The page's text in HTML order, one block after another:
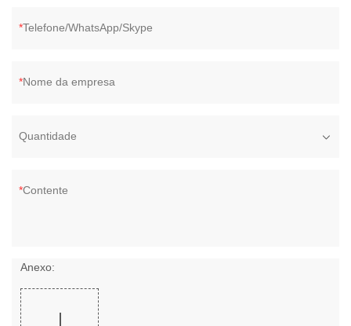
Telefone/WhatsApp/Skype
Nome da empresa
Quantidade
Contente
Anexo: